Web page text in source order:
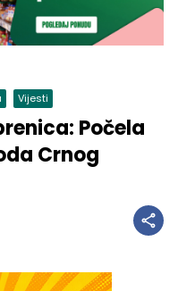
Vijesti
Počela
Crnog